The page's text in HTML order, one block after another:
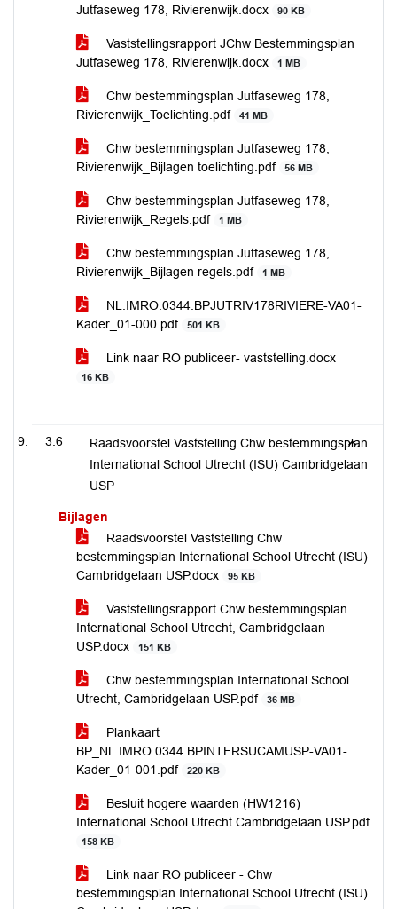
Jutfaseweg 178, Rivierenwijk.docx
90 KB
Vaststellingsrapport JChw Bestemmingsplan
Jutfaseweg 178, Rivierenwijk.docx
1 MB
Chw bestemmingsplan Jutfaseweg 178,
Rivierenwijk_Toelichting.pdf
41 MB
Chw bestemmingsplan Jutfaseweg 178,
Rivierenwijk_Bijlagen toelichting.pdf
56 MB
Chw bestemmingsplan Jutfaseweg 178,
Rivierenwijk_Regels.pdf
1 MB
Chw bestemmingsplan Jutfaseweg 178,
Rivierenwijk_Bijlagen regels.pdf
1 MB
NL.IMRO.0344.BPJUTRIV178RIVIERE-VA01-
Kader_01-000.pdf
501 KB
Link naar RO publiceer- vaststelling.docx
16 KB
3.6
Raadsvoorstel Vaststelling Chw bestemmingsplan
International School Utrecht (ISU) Cambridgelaan
USP
Bijlagen
Raadsvoorstel Vaststelling Chw
bestemmingsplan International School Utrecht (ISU)
Cambridgelaan USP.docx
95 KB
Vaststellingsrapport Chw bestemmingsplan
International School Utrecht, Cambridgelaan
USP.docx
151 KB
Chw bestemmingsplan International School
Utrecht, Cambridgelaan USP.pdf
36 MB
Plankaart
BP_NL.IMRO.0344.BPINTERSUCAMUSP-VA01-
Kader_01-001.pdf
220 KB
Besluit hogere waarden (HW1216)
International School Utrecht Cambridgelaan USP.pdf
158 KB
Link naar RO publiceer - Chw
bestemmingsplan International School Utrecht (ISU)